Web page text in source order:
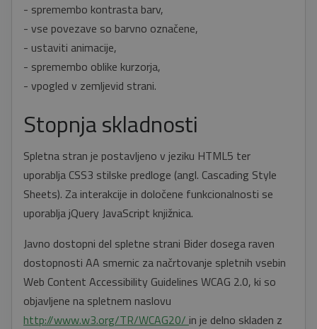
- spremembo kontrasta barv,
- vse povezave so barvno označene,
- ustaviti animacije,
- spremembo oblike kurzorja,
- vpogled v zemljevid strani.
Stopnja skladnosti
Spletna stran je postavljeno v jeziku HTML5 ter
uporablja CSS3 stilske predloge (angl. Cascading Style
Sheets). Za interakcije in določene funkcionalnosti se
uporablja jQuery JavaScript knjižnica.
Javno dostopni del spletne strani Bider dosega raven
dostopnosti AA smernic za načrtovanje spletnih vsebin
Web Content Accessibility Guidelines WCAG 2.0, ki so
objavljene na spletnem naslovu
http://www.w3.org/TR/WCAG20/ in je delno skladen z